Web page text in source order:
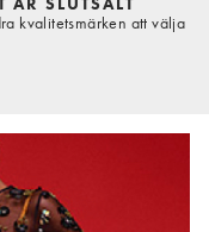
kvalitetsmärken att välja